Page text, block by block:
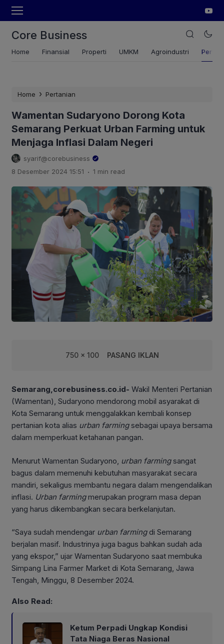
Core Business
Home Finansial Properti UMKM Agroindustri
Home › Pertanian
Wamentan Sudaryono Dorong Kota
Semarang Perkuat Urban Farming untuk
Menjaga Inflasi Dalam Negeri
syarif@corebusiness
8 Desember 2024 15:51 . 1 min read
750 x 100 PASANG IKLAN
Semarang,corebusiness.co.id- Wakil Menteri Pertanian
(Wamentan), Sudaryono mendorong mobil asyarakat di
Kota Semarang untuk menggalakkan kembali konsep
pertanian kota alias urban farmingsebagai upaya bersama
dalam memperkuat ketahanan pangan.
Menurut Wamentan Sudaryono, urban farmingsangat
bagus dalam memenuhi kebutuhan masyarakat secara
mandiri, sekaligus membantu negara dalam mengendalikan
inflasi. Urban farmingmerupakan program masa depan
yang harus dikembangkan secara berkelanjutan.
“Saya sudah mendengar urban farmingdi Semarang
berjalan masif. Industrinya juga bagus bahkan sudah ada
yang ekspor,” ujar Wamentan Sudaryono saat membuka
Simpang Lina Farmer Market di Kota Semarang, Jawa
Tengah, Minggu, 8 Desember 2024.
Also Read:
Ketum Perpadi Ungkap Kondisi
Tata Niaga Beras Nasional